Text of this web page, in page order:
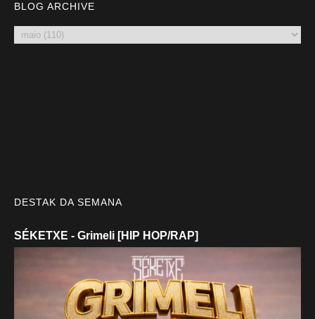
BLOG ARCHIVE
DESTAK DA SEMANA
SÉKETXE - Grimeli [HIP HOP/RAP]